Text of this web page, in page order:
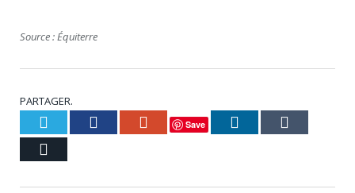
Source : Équiterre
PARTAGER.
Twitter Facebook Google+
Save LinkedIn